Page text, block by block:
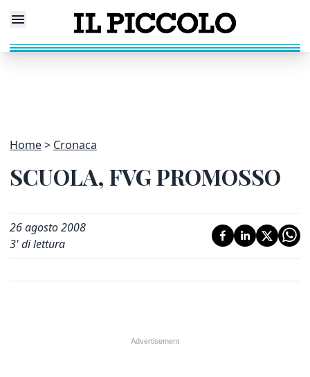
Home Cronaca
SCUOLA, FVG PROMOSSO
26 agosto 2008
3' di lettura